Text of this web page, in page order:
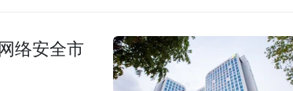
络安全市